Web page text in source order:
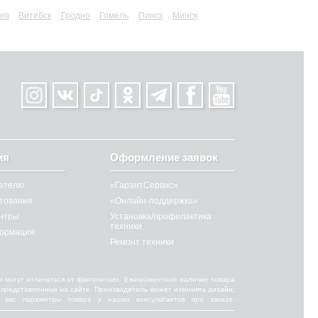
Витебск Гродно Гомель Пинск Минск
Оформление заявок
«ГарантСервис»
«Онлайн-поддержка»
Установка/профилактика
техники
Ремонт техники
отличаться от фактических. Ежемоментное наличие товара
на сайте. Производитель может изменять дизайн,
параметры товара у наших консультантов при заказе.